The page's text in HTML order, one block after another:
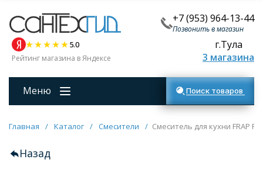
+7 (953) 964-13-44
Позвонить в магазин
5.0
Рейтинг магазина в Яндексе
г.Тула
3 магазина
Меню Поиск товаров
Главная / Каталог / Смесители / Смеситель для кухни FRAP
Назад